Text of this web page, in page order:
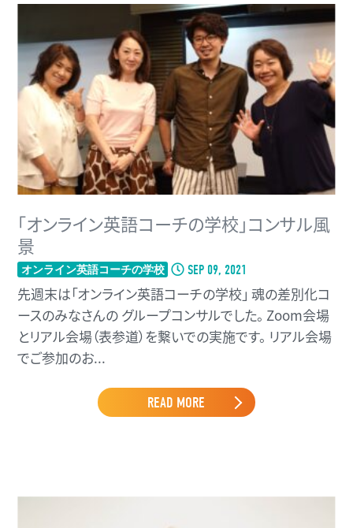
「オンライン英語コーチの学校」コンサル風
景
オンライン英語コーチの学校 SEP 09, 2021
先週末は「オンライン英語コーチの学校」 魂の差別化コ
ースのみなさんの グループコンサルでした。 Zoom会場
とリアル会場（表参道）を繋いでの実施です。 リアル会場
でご参加のお...
READ MORE